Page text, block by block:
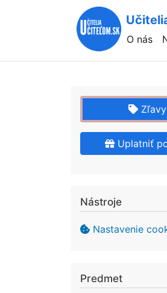
O nás
Zľavy
Uplatniť
Nástroje
Nastavenie
Predmet